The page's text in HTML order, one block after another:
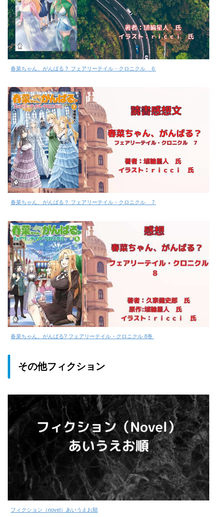
春菜ちゃん、がんばる？ フェアリーテイル・クロニクル ６
春菜ちゃん、がんばる？ フェアリーテイル・クロニクル ７
春菜ちゃん、がんばる? フェアリーテイル・クロニクル 8巻
その他フィクション
フィクション（novel）あいうえお順